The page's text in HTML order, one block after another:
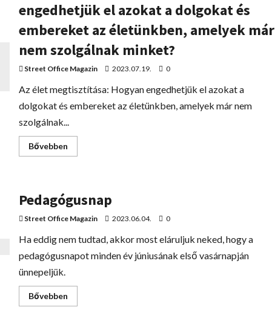
engedhetjük el azokat a dolgokat és
embereket az életünkben, amelyek már
nem szolgálnak minket?
Street Office Magazin 2023.07.19. 0
Az élet megtisztítása: Hogyan engedhetjük el azokat a
dolgokat és embereket az életünkben, amelyek már nem
szolgálnak...
Bővebben
Pedagógusnap
Street Office Magazin 2023.06.04. 0
Ha eddig nem tudtad, akkor most eláruljuk neked, hogy a
pedagógusnapot minden év júniusának első vasárnapján
ünnepeljük.
Bővebben